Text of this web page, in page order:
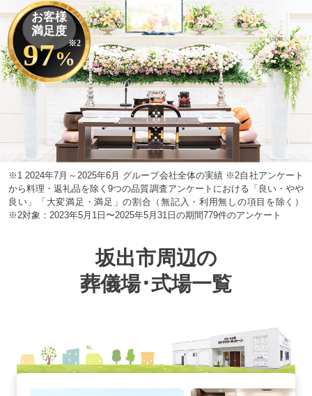
お客様
満足度
97%
※2
※1 2024年7月～2025年6月 グループ会社全体の実績 ※2自社アンケート
から料理・返礼品を除く9つの品質調査アンケートにおける「良い・やや
良い」「大変満足・満足」の割合（無記入・利用無しの項目を除く）
※2対象：2023年5月1日〜2025年5月31日の期間779件のアンケート
坂出市周辺の
葬儀場･式場一覧